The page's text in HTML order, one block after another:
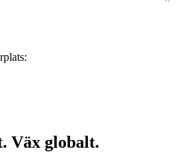
Väx globalt.